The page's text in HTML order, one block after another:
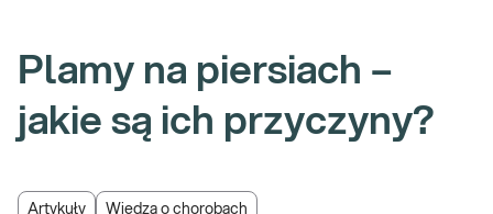
Plamy na piersiach –
jakie są ich przyczyny?
Artykuły Wiedza o chorobach